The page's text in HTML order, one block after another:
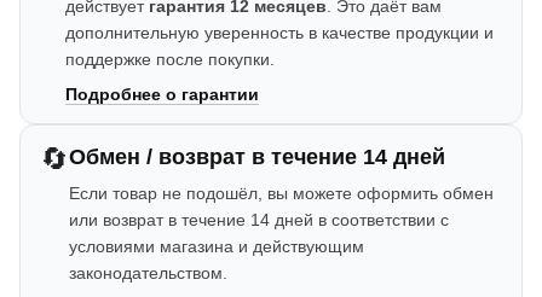
действует гарантия 12 месяцев . Это даёт вам
дополнительную уверенность в качестве продукции и
поддержке после покупки.
Подробнее о гарантии
🔄Обмен / возврат в течение 14 дней
Если товар не подошёл, вы можете оформить обмен
или возврат в течение 14 дней в соответствии с
условиями магазина и действующим
законодательством.